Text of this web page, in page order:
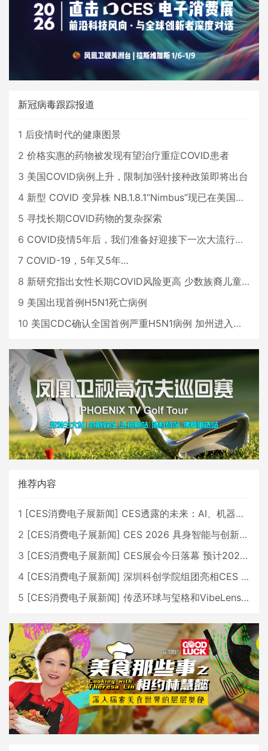
新冠病毒跟踪报道
1 后疫情时代的健康图景
2 价格实惠的药物被发现有望治疗重症COVID患者
3 美国COVID病例上升，限制加强针接种政策即将出台
4 新型 COVID 变异株 NB.1.8.1“Nimbus”现已在美国占据主导地位
5 寻找长期COVID药物的复杂探索
6 COVID疫情5年后，我们准备好迎接下一次大流行了吗？
7 COVID-19，5年又5年…
8 新研究指出女性长期COVID风险更高 少数族裔儿童存在差异
9 美国出现首例H5N1死亡病例
10 美国CDC确认全国首例严重H5N1病例 加州进入紧急状态
推荐内容
1 [CES消费电子展新闻] CES透露的未来：AI、机器人与智能生活大爆发
2 [CES消费电子展新闻] CES 2026 具身智能与创新领域 中国公司大放异彩
3 [CES消费电子展新闻] CES展会今日落幕 预计2026行业收入将超五千亿美元
4 [CES消费电子展新闻] 深圳科创学院组团亮相CES 广受好评
5 [CES消费电子展新闻] 传丞环球与玺格和VibeLens共同推出全新耳机